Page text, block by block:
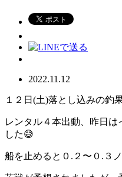
2022.11.12
１２日(土)落とし込みの釣
レンタル４本出動、昨日は
した😅
船を止めると０.２〜０.３